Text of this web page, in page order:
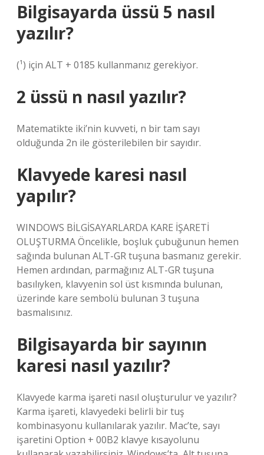
Bilgisayarda üssü 5 nasıl
yazılır?
(¹) için ALT + 0185 kullanmanız gerekiyor.
2 üssü n nasıl yazılır?
Matematikte iki’nin kuvveti, n bir tam sayı
olduğunda 2n ile gösterilebilen bir sayıdır.
Klavyede karesi nasıl
yapılır?
WINDOWS BİLGİSAYARLARDA KARE İŞARETİ
OLUŞTURMA Öncelikle, boşluk çubuğunun hemen
sağında bulunan ALT-GR tuşuna basmanız gerekir.
Hemen ardından, parmağınız ALT-GR tuşuna
basılıyken, klavyenin sol üst kısmında bulunan,
üzerinde kare sembolü bulunan 3 tuşuna
basmalısınız.
Bilgisayarda bir sayının
karesi nasıl yazılır?
Klavyede karma işareti nasıl oluşturulur ve yazılır?
Karma işareti, klavyedeki belirli bir tuş
kombinasyonu kullanılarak yazılır. Mac’te, sayı
işaretini Option + 00B2 klavye kısayolunu